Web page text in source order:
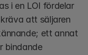
i en LOI fördelar
att säljaren
ett annat
bindande